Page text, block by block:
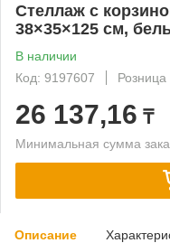
Стеллаж с
38×35×125 см,
В наличии
Код: 9197607
Розница
26 137,16 ₸
Минимальная сумма
Описание